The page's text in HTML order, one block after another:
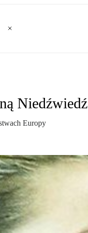
Niedźwiedź
Europy